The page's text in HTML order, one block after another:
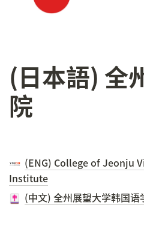
(日本語) 全
院
(ENG) College of Jeonju
Institute
(中文) 全州展望大学韩国语